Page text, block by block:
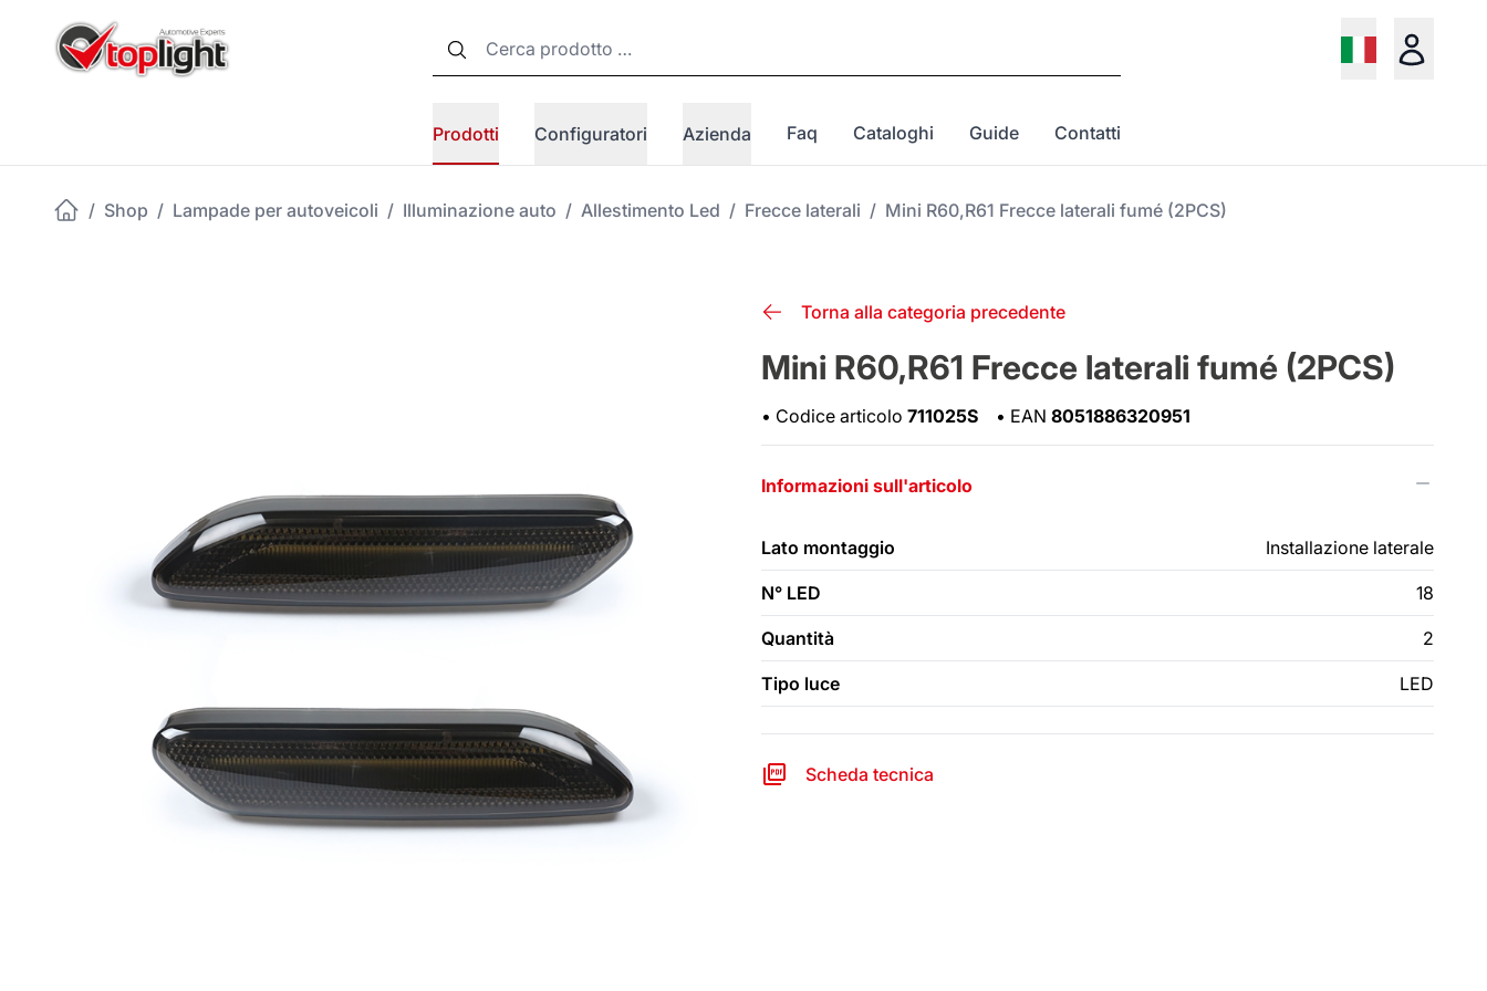
Prodotti Configuratori Azienda Faq Cataloghi Guide Contatti
/ Shop / Lampade per autoveicoli / Illuminazione auto / Allestimento Led / Frecce laterali / Mini R60,R61 Frecce laterali fumé (2PCS)
Torna alla categoria precedente
Mini R60,R61 Frecce laterali fumé (2PCS)
• Codice articolo 711025S • EAN 8051886320951
Informazioni sull'articolo
Lato montaggio Installazione laterale
N° LED 18
Quantità 2
Tipo luce LED
Scheda tecnica